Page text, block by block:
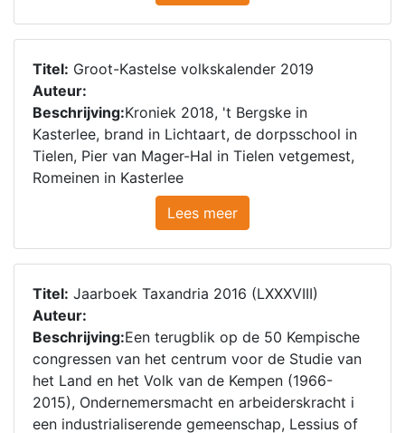
Titel: Groot-Kastelse volkskalender 2019
Auteur:
Beschrijving:Kroniek 2018, 't Bergske in
Kasterlee, brand in Lichtaart, de dorpsschool in
Tielen, Pier van Mager-Hal in Tielen vetgemest,
Romeinen in Kasterlee
Lees meer
Titel: Jaarboek Taxandria 2016 (LXXXVIII)
Auteur:
Beschrijving:Een terugblik op de 50 Kempische
congressen van het centrum voor de Studie van
het Land en het Volk van de Kempen (1966-
2015), Ondernemersmacht en arbeiderskracht i
een industrialiserende gemeenschap, Lessius of